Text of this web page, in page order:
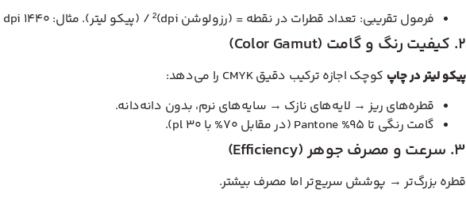
فرمول تقریبی: تعداد قطرات در نقطه = (رزولوشن dpi)² / (پیکو لیتر). مثال: ۱۴۴۰ dpi با ۴ pl ≈ ۵۱۸۴۰۰۰ قطره در اینچ مربع → جزئیات میکروسکوپی.
۲. کیفیت رنگ و گامت (Color Gamut)
پیکو لیتر در چاپ کوچک اجازه ترکیب دقیق CMYK را می‌دهد:
قطره‌های ریز → لایه‌های نازک → سایه‌های نرم، بدون دانه‌دانه.
گامت رنگی تا ۹۵% Pantone (در مقابل ۷۰% با ۳۰ pl).
۳. سرعت و مصرف جوهر (Efficiency)
قطره بزرگ‌تر → پوشش سریع‌تر اما مصرف بیشتر.